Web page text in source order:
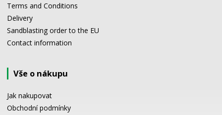
Terms and Conditions
Delivery
Sandblasting order to the EU
Contact information
Vše o nákupu
Jak nakupovat
Obchodní podmínky